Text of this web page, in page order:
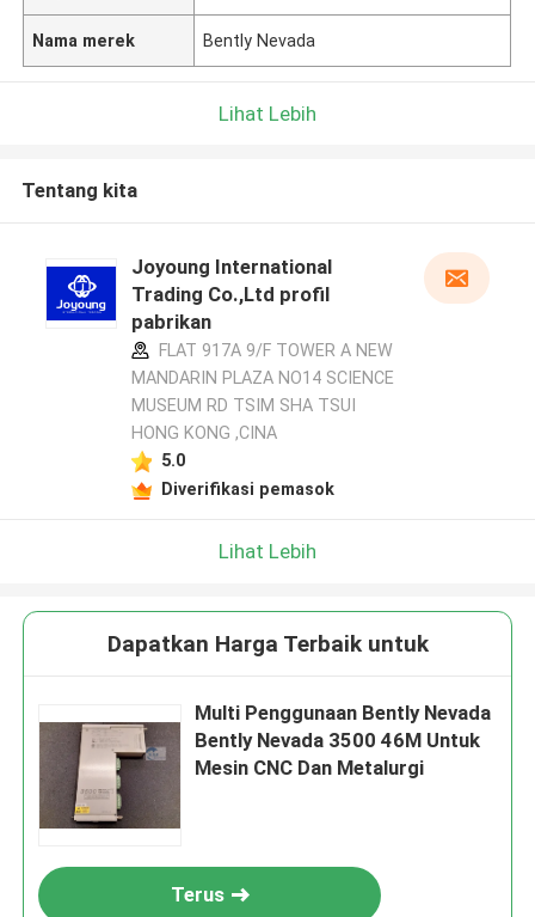
Nama merek Bently Nevada
Lihat Lebih
Tentang kita
Joyoung International
Trading Co.,Ltd profil
pabrikan
FLAT 917A 9/F TOWER A NEW
MANDARIN PLAZA NO14 SCIENCE
MUSEUM RD TSIM SHA TSUI
HONG KONG ,CINA
5.0
Diverifikasi pemasok
Lihat Lebih
Dapatkan Harga Terbaik untuk
Multi Penggunaan Bently Nevada
Bently Nevada 3500 46M Untuk
Mesin CNC Dan Metalurgi
Terus